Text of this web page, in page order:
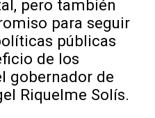
pero también
para seguir
públicas
de los
gobernador de
Riquelme Solís.